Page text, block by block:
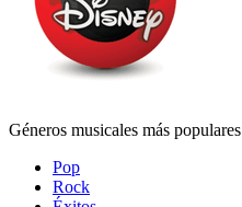
Géneros musicales más populares
Pop
Rock